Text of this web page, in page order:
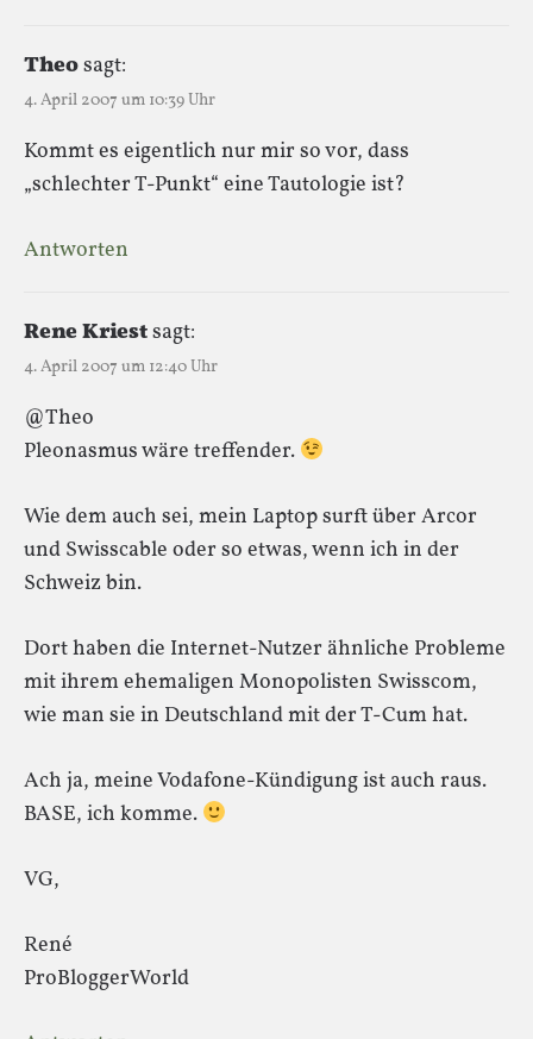
Theosagt:
4. April 2007 um 10:39 Uhr
Kommt es eigentlich nur mir so vor, dass
„schlechter T-Punkt“ eine Tautologie ist?
Antworten
Rene Kriestsagt:
4. April 2007 um 12:40 Uhr
@Theo
Pleonasmus wäre treffender.
Wie dem auch sei, mein Laptop surft über Arcor
und Swisscable oder so etwas, wenn ich in der
Schweiz bin.
Dort haben die Internet-Nutzer ähnliche Probleme
mit ihrem ehemaligen Monopolisten Swisscom,
wie man sie in Deutschland mit der T-Cum hat.
Ach ja, meine Vodafone-Kündigung ist auch raus.
BASE, ich komme.
VG,
René
ProBloggerWorld